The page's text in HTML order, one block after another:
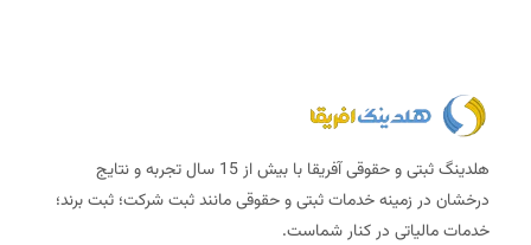
هلدینگ ثبتی و حقوقی آفریقا با بیش از 15 سال تجربه و نتایج
درخشان در زمینه خدمات ثبتی و حقوقی مانند ثبت شرکت؛ ثبت برند؛
خدمات مالیاتی در کنار شماست.